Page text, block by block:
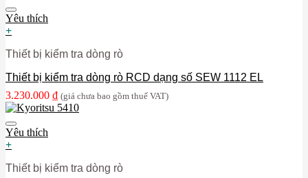
Yêu thích
+
Thiết bị kiểm tra dòng rò
Thiết bị kiểm tra dòng rò RCD dạng số SEW 1112 EL
3.230.000 ₫ (giá chưa bao gồm thuế VAT)
Yêu thích
+
Thiết bị kiểm tra dòng rò